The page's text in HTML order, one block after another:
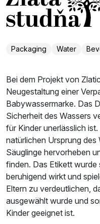
Packaging Water
Bei dem Projekt von
Neugestaltung einer
Babywassermarke. Das
Sicherheit des Wassers
für Kinder unerlässlich
natürlichen Ursprung des
Säuglinge hervorheben
finden. Das Etikett
beruhigend wirkt und
Eltern zu verdeutlichen,
ausgewählt wurde und
Kinder geeignet ist.